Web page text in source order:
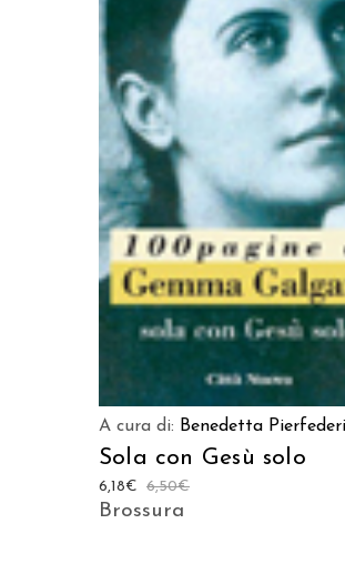
AGGIUNGI AL CARRELLO
A cura di: Benedetta
Sola con Gesù solo
6,50€
6,18€
Brossura